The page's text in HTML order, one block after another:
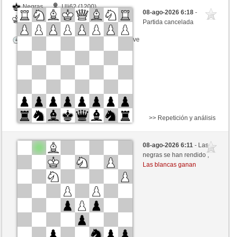
Negras
Uli62 (1200)
Blancas
ONURB-2 (1108)
Tiempo: 5 minutes/side + 8 seconds/move
08-ago-2026 6:18-
Partida cancelada
Blancas
Alfilhuala (1348)
Negras
Tiempo: 5 minutes/side + 8 seconds/move
Esta partida es por puntos
>> Repetición y análisis
08-ago-2026 6:11- Las
negras se han rendido ,
Las blancas ganan